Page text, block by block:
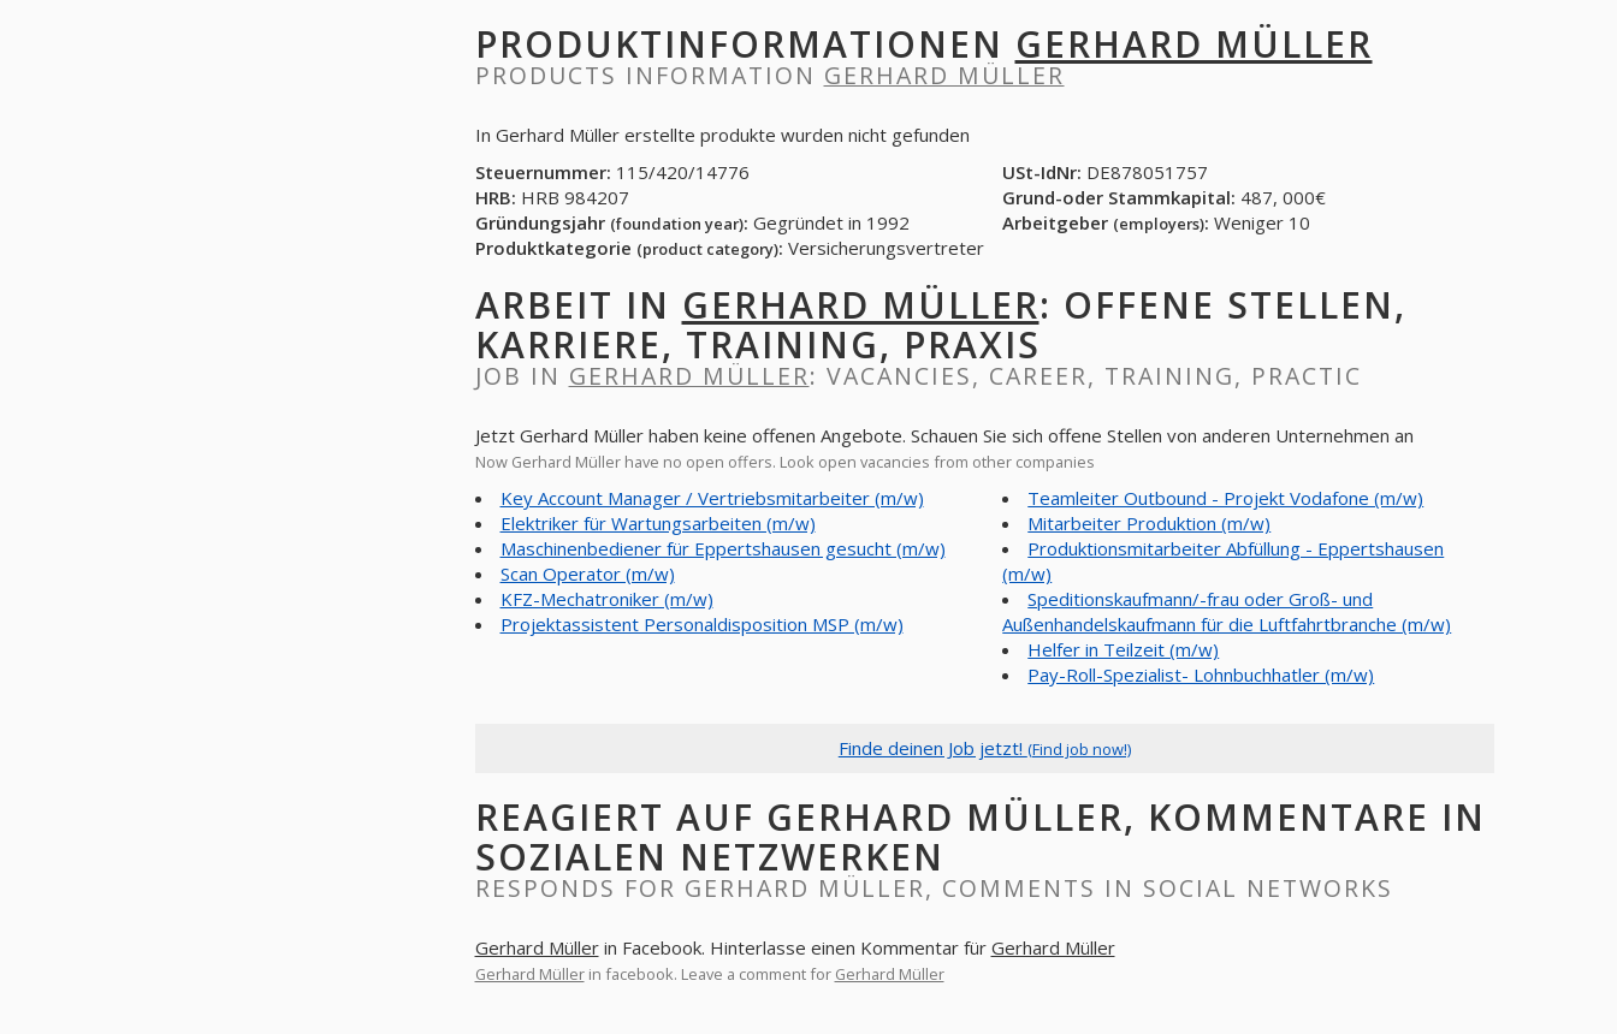
PRODUKTINFORMATIONEN GERHARD MÜLLER
PRODUCTS INFORMATION GERHARD MÜLLER
In Gerhard Müller erstellte produkte wurden nicht gefunden
Steuernummer: 115/420/14776 USt-IdNr: DE878051757
HRB: HRB 984207 Grund-oder Stammkapital: 487, 000€
Gründungsjahr (foundation year): Gegründet in 1992 Arbeitgeber (employers): Weniger 10
Produktkategorie (product category): Versicherungsvertreter
ARBEIT IN GERHARD MÜLLER: OFFENE STELLEN,
KARRIERE, TRAINING, PRAXIS
JOB IN GERHARD MÜLLER: VACANCIES, CAREER, TRAINING, PRACTIC
Jetzt Gerhard Müller haben keine offenen Angebote. Schauen Sie sich offene Stellen von anderen Unternehmen an
Now Gerhard Müller have no open offers. Look open vacancies from other companies
Key Account Manager / Vertriebsmitarbeiter (m/w)
Elektriker für Wartungsarbeiten (m/w)
Maschinenbediener für Eppertshausen gesucht (m/w)
Scan Operator (m/w)
KFZ-Mechatroniker (m/w)
Projektassistent Personaldisposition MSP (m/w)
Teamleiter Outbound - Projekt Vodafone (m/w)
Mitarbeiter Produktion (m/w)
Produktionsmitarbeiter Abfüllung - Eppertshausen
(m/w)
Speditionskaufmann/-frau oder Groß- und
Außenhandelskaufmann für die Luftfahrtbranche (m/w)
Helfer in Teilzeit (m/w)
Pay-Roll-Spezialist- Lohnbuchhatler (m/w)
Finde deinen Job jetzt! (Find job now!)
REAGIERT AUF GERHARD MÜLLER, KOMMENTARE IN
SOZIALEN NETZWERKEN
RESPONDS FOR GERHARD MÜLLER, COMMENTS IN SOCIAL NETWORKS
Gerhard Müllerin Facebook. Hinterlasse einen Kommentar für Gerhard Müller
Gerhard Müllerin facebook. Leave a comment for Gerhard Müller